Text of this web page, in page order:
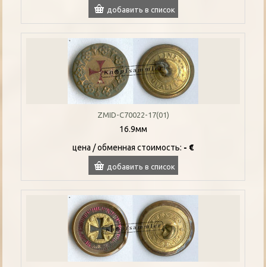
добавить в список
ZMID-C70022-17(01)
16.9мм
цена / oбменная стоимость: - €
добавить в список